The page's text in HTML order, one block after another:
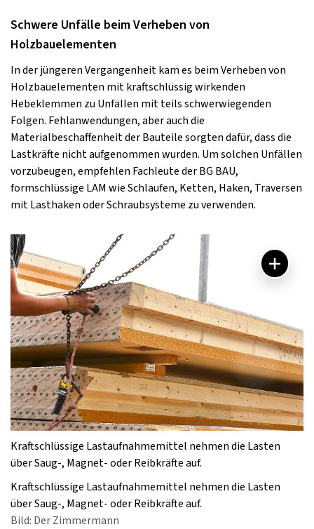
Schwere Unfälle beim Verheben von
Holzbauelementen
In der jüngeren Vergangenheit kam es beim Verheben von
Holzbauelementen mit kraftschlüssig wirkenden
Hebeklemmen zu Unfällen mit teils schwerwiegenden
Folgen. Fehlanwendungen, aber auch die
Materialbeschaffenheit der Bauteile sorgten dafür, dass die
Lastkräfte nicht aufgenommen wurden. Um solchen Unfällen
vorzubeugen, empfehlen Fachleute der BG BAU,
formschlüssige LAM wie Schlaufen, Ketten, Haken, Traversen
mit Lasthaken oder Schraubsysteme zu verwenden.
Kraftschlüssige Lastaufnahmemittel nehmen die Lasten
über Saug-, Magnet- oder Reibkräfte auf.
Kraftschlüssige Lastaufnahmemittel nehmen die Lasten
über Saug-, Magnet- oder Reibkräfte auf.
Bild: Der Zimmermann